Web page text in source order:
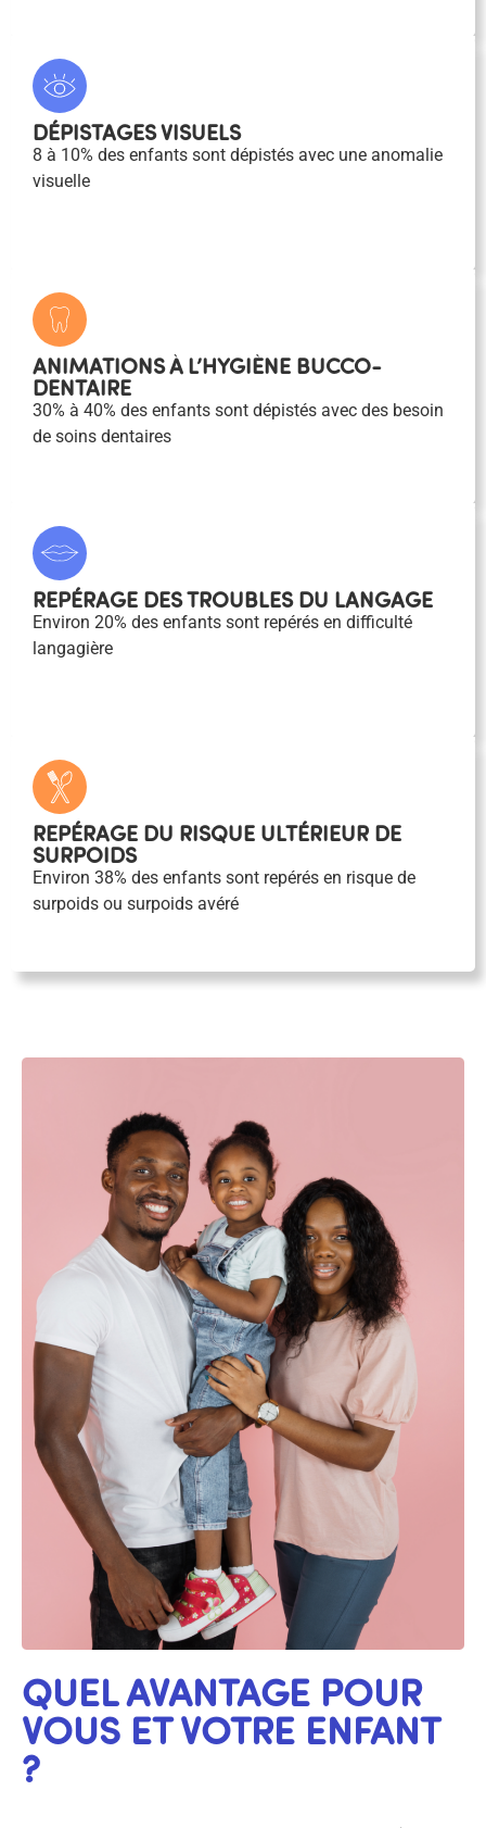
DÉPISTAGES VISUELS
8 à 10% des enfants sont dépistés avec une anomalie
visuelle
ANIMATIONS À L’HYGIÈNE BUCCO-
DENTAIRE
30% à 40% des enfants sont dépistés avec des besoin
de soins dentaires
REPÉRAGE DES TROUBLES DU LANGAGE
Environ 20% des enfants sont repérés en difficulté
langagière
REPÉRAGE DU RISQUE ULTÉRIEUR DE
SURPOIDS
Environ 38% des enfants sont repérés en risque de
surpoids ou surpoids avéré
QUEL AVANTAGE POUR
VOUS ET VOTRE ENFANT
?